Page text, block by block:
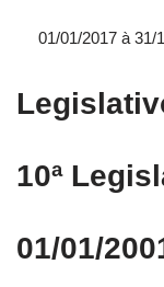
01/01/2017 à 31/
10ª
01/01/